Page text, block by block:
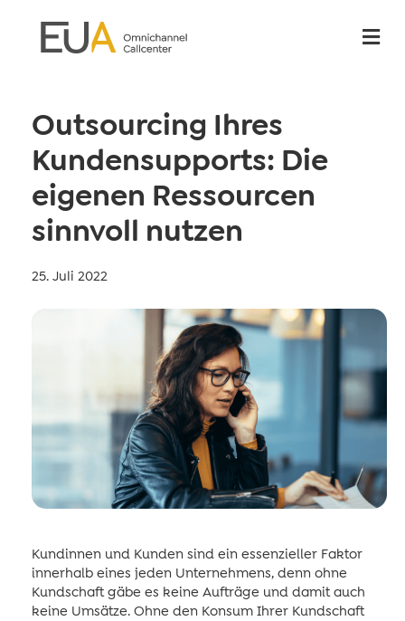
Outsourcing Ihres
Kundensupports: Die
eigenen Ressourcen
sinnvoll nutzen
25. Juli 2022
Kundinnen und Kunden sind ein essenzieller Faktor
innerhalb eines jeden Unternehmens, denn ohne
Kundschaft gäbe es keine Aufträge und damit auch
keine Umsätze. Ohne den Konsum Ihrer Kundschaft